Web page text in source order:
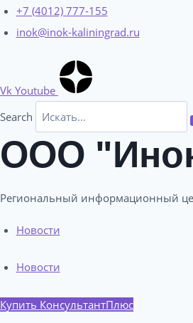
Перейти
к
+7 (4012) 777-155
inok@inok-kaliningrad.ru
Vk Youtube
Search
ООО
Региональный информационный
Новости
Новости
Купить КонсультантПлюс